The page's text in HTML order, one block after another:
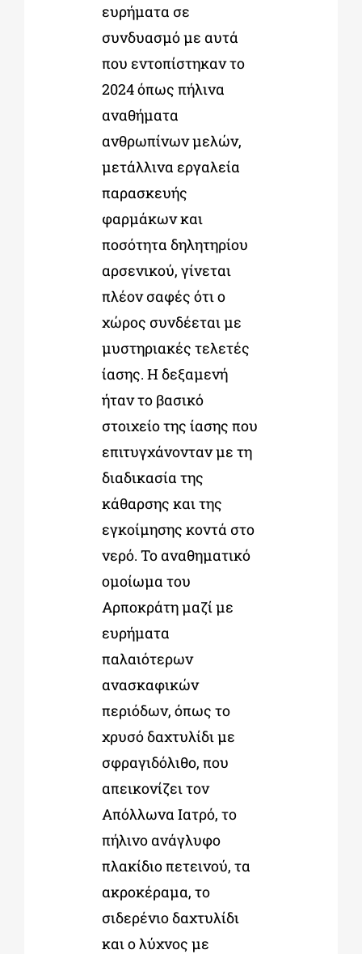
ευρήματα σε
συνδυασμό με αυτά
που εντοπίστηκαν το
2024 όπως πήλινα
αναθήματα
ανθρωπίνων μελών,
μετάλλινα εργαλεία
παρασκευής
φαρμάκων και
ποσότητα δηλητηρίου
αρσενικού, γίνεται
πλέον σαφές ότι ο
χώρος συνδέεται με
μυστηριακές τελετές
ίασης. Η δεξαμενή
ήταν το βασικό
στοιχείο της ίασης που
επιτυγχάνονταν με τη
διαδικασία της
κάθαρσης και της
εγκοίμησης κοντά στο
νερό. Το αναθηματικό
ομοίωμα του
Αρποκράτη μαζί με
ευρήματα
παλαιότερων
ανασκαφικών
περιόδων, όπως το
χρυσό δαχτυλίδι με
σφραγιδόλιθο, που
απεικονίζει τον
Απόλλωνα Ιατρό, το
πήλινο ανάγλυφο
πλακίδιο πετεινού, τα
ακροκέραμα, το
σιδερένιο δαχτυλίδι
και ο λύχνος με